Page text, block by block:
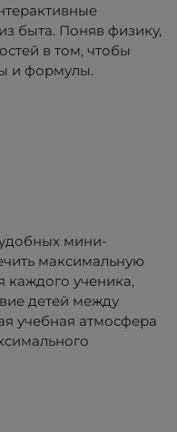
быта. Поняв физику,
в том, чтобы
и формулы.
мини-
максимальную
каждого ученика,
детей между
учебная атмосфера